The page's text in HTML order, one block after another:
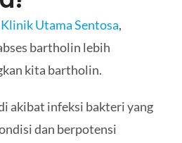
Klinik Utama Sentosa,
bartholin lebih
kita bartholin.
akibat infeksi bakteri yang
dan berpotensi